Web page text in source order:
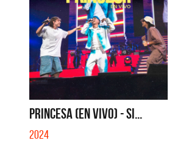
PRINCESA (EN VIVO) - SI...
2024